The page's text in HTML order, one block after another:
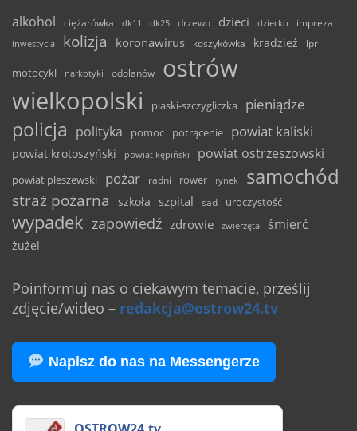
alkohol ciężarówka dk11 dk25 drzewo dzieci dziecko
impreza
inwestycja
kolizja koronawirus koszykówka kradzież lpr
motocykl narkotyki odolanów
ostrów
wielkopolski
piaski-szczygliczka pieniądze
policja polityka pomoc potrącenie powiat kaliski
powiat krotoszyński powiat kępiński powiat ostrzeszowski
powiat pleszewski pożar radni rower rynek samochód
straż pożarna szkoła szpital sąd uroczystość
wypadek zapowiedź zdrowie zwierzęta śmierć
żużel
Poinformuj nas o ciekawym temacie, prześlij
zdjęcie/wideo – redakcja@ostrow24.tv
Napisz do nas na Messengerze